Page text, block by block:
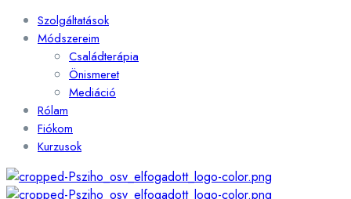
Szolgáltatások
Módszereim
Családterápia
Önismeret
Mediáció
Rólam
Fiókom
Kurzusok